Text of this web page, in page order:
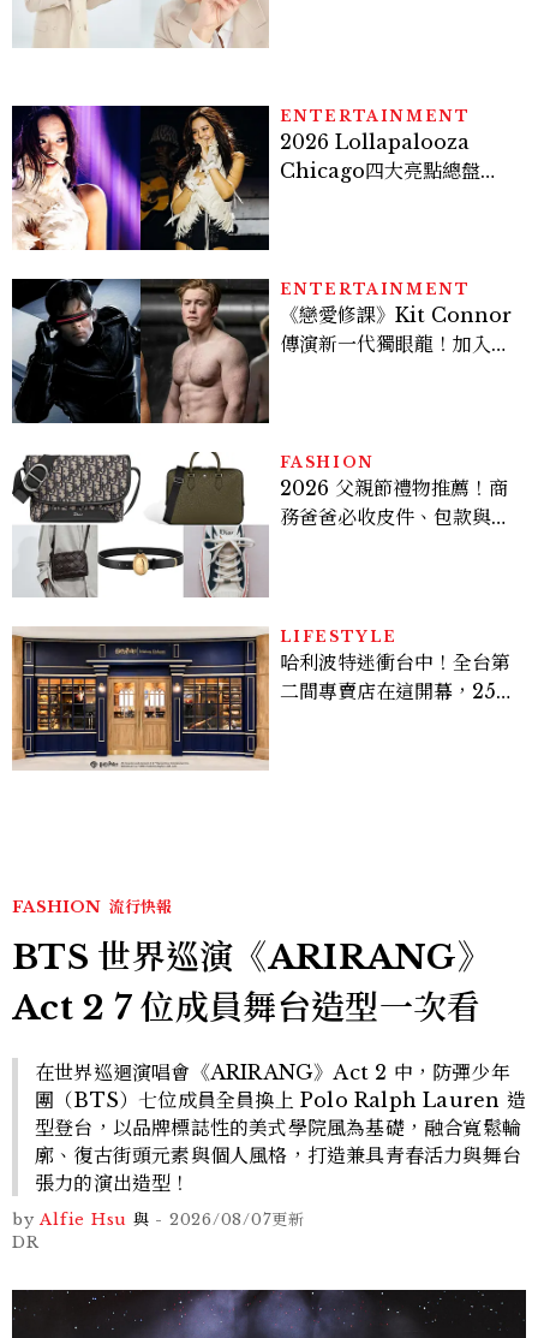
ENTERTAINMENT
2026 Lollapalooza
Chicago四大亮點總盤
ENTERTAINMENT
《戀愛修課》Kit Connor
傳演新一代獨眼龍！加入新
FASHION
2026 父親節禮物推薦！商
務爸爸必收皮件、包款與鞋
LIFESTYLE
哈利波特迷衝台中！全台第
二間專賣店在這開幕，25週
FASHION 流行快報
BTS 世界巡演《ARIRANG》
Act 2 7 位成員舞台造型一次看
在世界巡迴演唱會《ARIRANG》Act 2 中，防彈少年
團（BTS）七位成員全員換上 Polo Ralph Lauren 造
型登台，以品牌標誌性的美式學院風為基礎，融合寬鬆輪
廓、復古街頭元素與個人風格，打造兼具青春活力與舞台
張力的演出造型！
by Alfie Hsu 與 - 2026/08/07更新
DR